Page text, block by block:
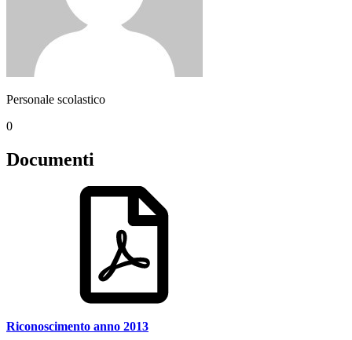
Personale scolastico
0
Documenti
Riconoscimento anno 2013